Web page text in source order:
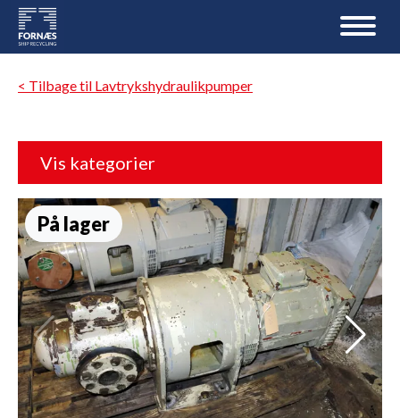
< Tilbage til Lavtrykshydraulikpumper
Vis kategorier
På lager